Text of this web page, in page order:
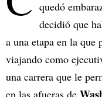
quedó
decidió que
a una etapa en la que
viajando como
una carrera que le
en las afueras de